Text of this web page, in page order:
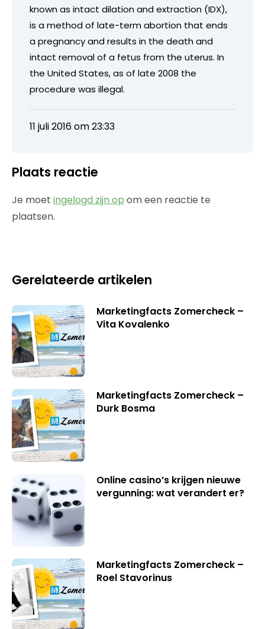
known as intact dilation and extraction (IDX),
is a method of late-term abortion that ends
a pregnancy and results in the death and
intact removal of a fetus from the uterus. In
the United States, as of late 2008 the
procedure was illegal.
11 juli 2016 om 23:33
Plaats reactie
Je moet ingelogd zijn op om een reactie te
plaatsen.
Gerelateerde artikelen
Marketingfacts Zomercheck –
Vita Kovalenko
Marketingfacts Zomercheck –
Durk Bosma
Online casino’s krijgen nieuwe
vergunning: wat verandert er?
Marketingfacts Zomercheck –
Roel Stavorinus